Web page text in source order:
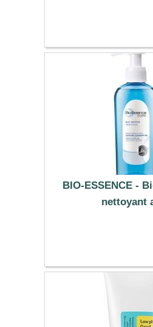
BIO-ESSENCE -
nettoyant